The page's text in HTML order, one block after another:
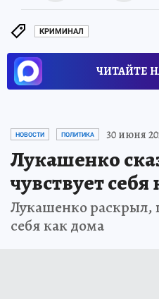
КРИМИНАЛ
ЧИТАЙТЕ
НОВОСТИ ПОЛИТИКА 30 июня
Лукашенко
чувствует
Лукашенко раскрыл,
себя как дома